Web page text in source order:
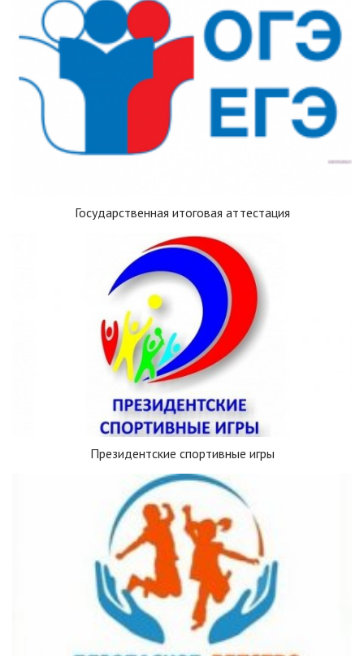
Государственная итоговая аттестация
Президентские спортивные игры